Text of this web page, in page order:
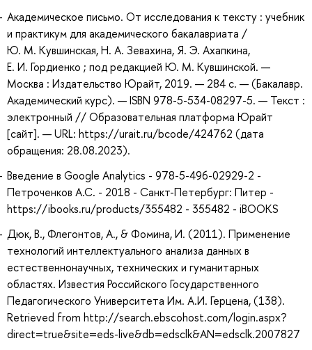
Академическое письмо. От исследования к тексту : учебник
и практикум для академического бакалавриата /
Ю. М. Кувшинская, Н. А. Зевахина, Я. Э. Ахапкина,
Е. И. Гордиенко ; под редакцией Ю. М. Кувшинской. —
Москва : Издательство Юрайт, 2019. — 284 с. — (Бакалавр.
Академический курс). — ISBN 978-5-534-08297-5. — Текст :
электронный // Образовательная платформа Юрайт
[сайт]. — URL: https://urait.ru/bcode/424762 (дата
обращения: 28.08.2023).
Введение в Google Analytics - 978-5-496-02929-2 -
Петроченков А.С. - 2018 - Санкт-Петербург: Питер -
https://ibooks.ru/products/355482 - 355482 - iBOOKS
Дюк, В., Флегонтов, А., & Фомина, И. (2011). Применение
технологий интеллектуального анализа данных в
естественнонаучных, технических и гуманитарных
областях. Известия Российского Государственного
Педагогического Университета Им. А.И. Герцена, (138).
Retrieved from http://search.ebscohost.com/login.aspx?
direct=true&site=eds-live&db=edsclk&AN=edsclk.2007827